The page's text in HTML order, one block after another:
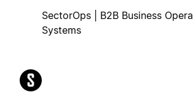
SectorOps | B2B Business
Systems